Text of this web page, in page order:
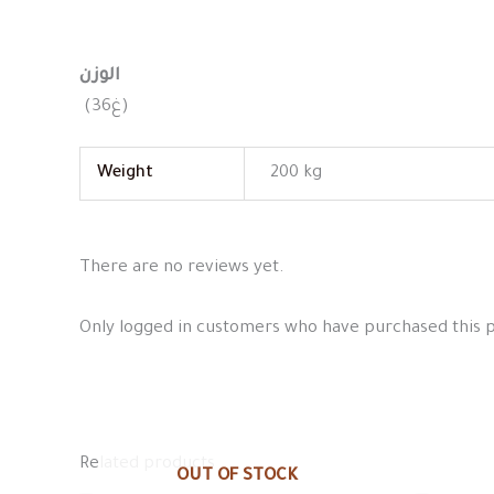
الوزن
(36غ)
Weight 200 kg
There are no reviews yet.
Only logged in customers who have purchased this
Related products
OUT OF STOCK